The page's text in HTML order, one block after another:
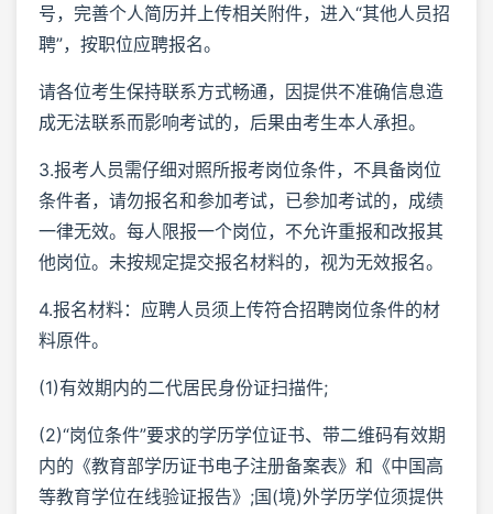
号，完善个人简历并上传相关附件，进入“其他人员招
聘”，按职位应聘报名。
请各位考生保持联系方式畅通，因提供不准确信息造
成无法联系而影响考试的，后果由考生本人承担。
3.报考人员需仔细对照所报考岗位条件，不具备岗位
条件者，请勿报名和参加考试，已参加考试的，成绩
一律无效。每人限报一个岗位，不允许重报和改报其
他岗位。未按规定提交报名材料的，视为无效报名。
4.报名材料：应聘人员须上传符合招聘岗位条件的材
料原件。
(1)有效期内的二代居民身份证扫描件;
(2)“岗位条件”要求的学历学位证书、带二维码有效期
内的《教育部学历证书电子注册备案表》和《中国高
等教育学位在线验证报告》;国(境)外学历学位须提供